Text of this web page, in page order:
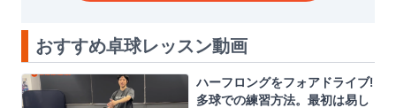
おすすめ卓球レッスン動画
ハーフロングをフォアドライブ!
多球での練習方法。最初は易し